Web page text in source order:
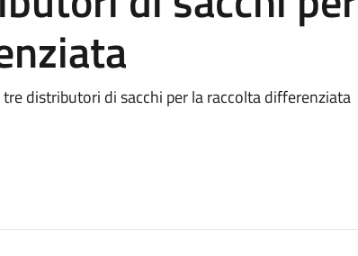
distributori di sacchi per la raccolta differenziata